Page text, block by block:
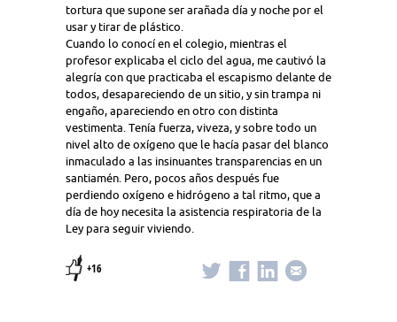
tortura que supone ser arañada día y noche por el
usar y tirar de plástico.
Cuando lo conocí en el colegio, mientras el
profesor explicaba el ciclo del agua, me cautivó la
alegría con que practicaba el escapismo delante de
todos, desapareciendo de un sitio, y sin trampa ni
engaño, apareciendo en otro con distinta
vestimenta. Tenía fuerza, viveza, y sobre todo un
nivel alto de oxígeno que le hacía pasar del blanco
inmaculado a las insinuantes transparencias en un
santiamén. Pero, pocos años después fue
perdiendo oxígeno e hidrógeno a tal ritmo, que a
día de hoy necesita la asistencia respiratoria de la
Ley para seguir viviendo.
+16